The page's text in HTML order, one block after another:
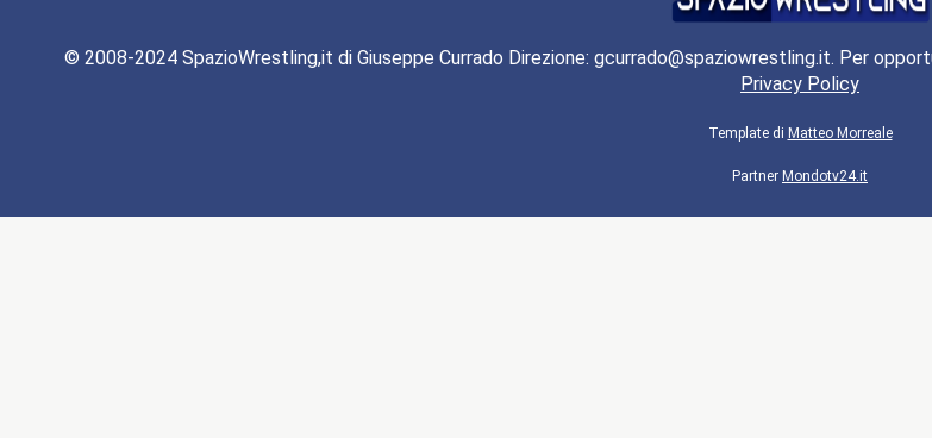
© 2008-2024 SpazioWrestling,it di Giuseppe Currado Direzione: gcurrado@spaziowrestling.it. Per
Privacy Policy
Template di Matteo Morreale
Partner Mondotv24.it